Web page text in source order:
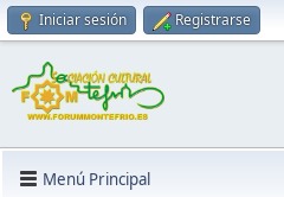
Iniciar sesión Registrarse
Menú Principal